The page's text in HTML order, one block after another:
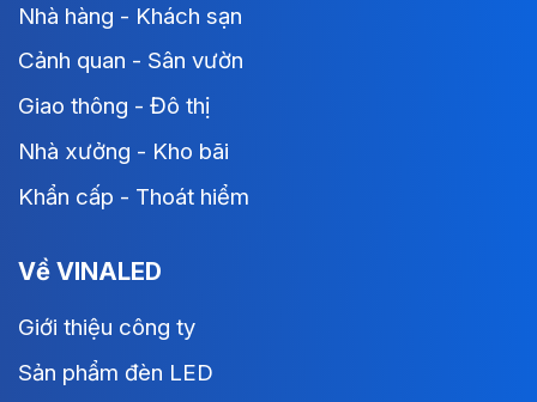
Nhà hàng - Khách sạn
Cảnh quan - Sân vườn
Giao thông - Đô thị
Nhà xưởng - Kho bãi
Khẩn cấp - Thoát hiểm
Về VINALED
Giới thiệu công ty
Sản phẩm đèn LED